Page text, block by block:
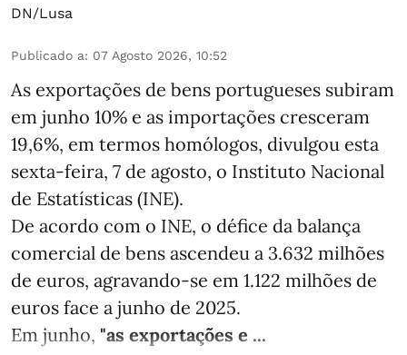
DN/Lusa
Publicado a: 07 Agosto 2026, 10:52
As exportações de bens portugueses subiram
em junho 10% e as importações cresceram
19,6%, em termos homólogos, divulgou esta
sexta-feira, 7 de agosto, o Instituto Nacional
de Estatísticas (INE).
De acordo com o INE, o défice da balança
comercial de bens ascendeu a 3.632 milhões
de euros, agravando-se em 1.122 milhões de
euros face a junho de 2025.
Em junho, "as exportações e ...